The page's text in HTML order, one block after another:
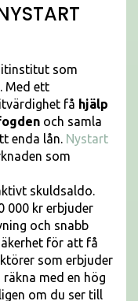
som
Med ett
få hjälp
och samla
enda lån. Nystart
som
skuldsaldo.
000 kr erbjuder
och snabb
för att få
som erbjuder
med en hög
om du ser till